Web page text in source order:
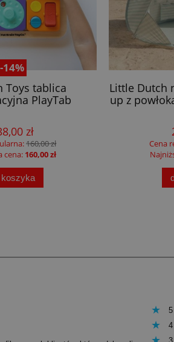
-14%
Toys tablica
PlayTab
zł
160,00 zł
cena: 160,00 zł
koszyka
Little Dutch
up z
Cena
5
4